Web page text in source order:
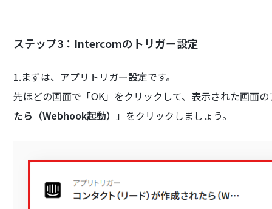
ステップ3：Intercomのトリガー設定
1.まずは、アプリトリガー設定です。
先ほどの画面で「OK」をクリックして、表示された画面
たら（Webhook起動） 」をクリックしましょう。